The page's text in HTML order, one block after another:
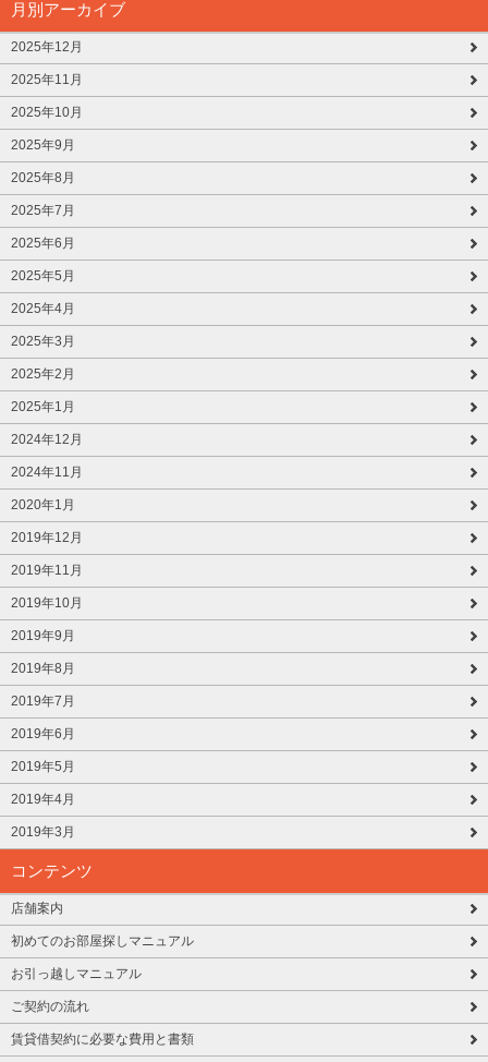
月別アーカイブ
2025年12月
2025年11月
2025年10月
2025年9月
2025年8月
2025年7月
2025年6月
2025年5月
2025年4月
2025年3月
2025年2月
2025年1月
2024年12月
2024年11月
2020年1月
2019年12月
2019年11月
2019年10月
2019年9月
2019年8月
2019年7月
2019年6月
2019年5月
2019年4月
2019年3月
コンテンツ
店舗案内
初めてのお部屋探しマニュアル
お引っ越しマニュアル
ご契約の流れ
賃貸借契約に必要な費用と書類